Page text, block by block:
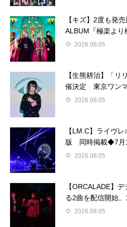
【キズ】2度も発
ALBUM『極楽より
2026.08.05
【生熊耕治】「リ
催決定 東京ワンマ
2026.08.05
【LM.C】ライヴ
版 同時掲載◆7月
2026.08.05
【ORCALADE】
る2曲を配信開始。
2026.08.05